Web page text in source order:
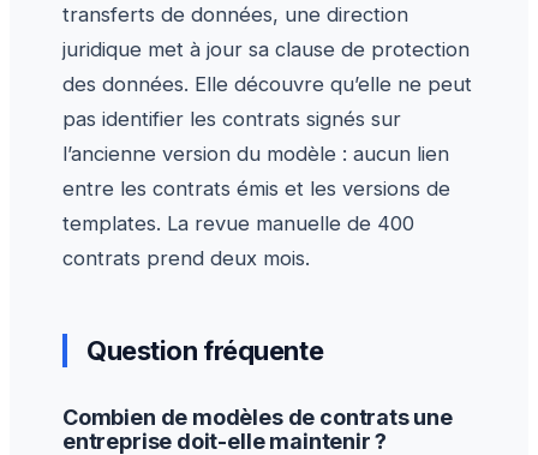
transferts de données, une direction
juridique met à jour sa clause de protection
des données. Elle découvre qu’elle ne peut
pas identifier les contrats signés sur
l’ancienne version du modèle : aucun lien
entre les contrats émis et les versions de
templates. La revue manuelle de 400
contrats prend deux mois.
Question fréquente
Combien de modèles de contrats une
entreprise doit-elle maintenir ?